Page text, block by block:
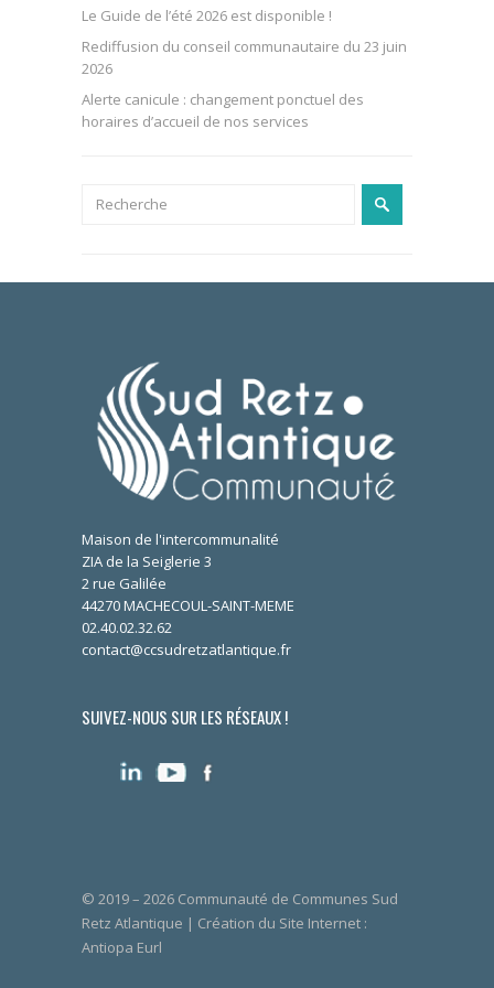
Le Guide de l’été 2026 est disponible !
Rediffusion du conseil communautaire du 23 juin
2026
Alerte canicule : changement ponctuel des
horaires d’accueil de nos services
Maison de l'intercommunalité
ZIA de la Seiglerie 3
2 rue Galilée
44270 MACHECOUL-SAINT-MEME
02.40.02.32.62
contact@ccsudretzatlantique.fr
SUIVEZ-NOUS SUR LES RÉSEAUX !
© 2019 – 2026 Communauté de Communes Sud
Retz Atlantique | Création du Site Internet :
Antiopa Eurl